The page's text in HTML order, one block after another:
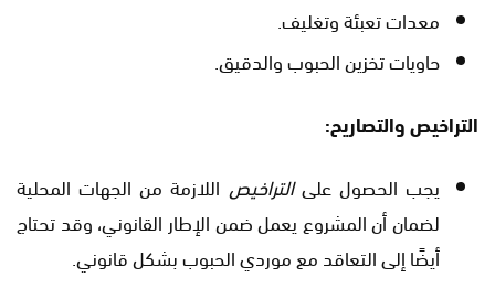
معدات تعبئة وتغليف.
حاويات تخزين الحبوب والدقيق.
التراخيص والتصاريح:
يجب الحصول علىالتراخيص اللازمة من الجهات المحلية
لضمان أن المشروع يعمل ضمن الإطار القانوني، وقد تحتاج
أيضًا إلى التعاقد مع موردي الحبوب بشكل قانوني.